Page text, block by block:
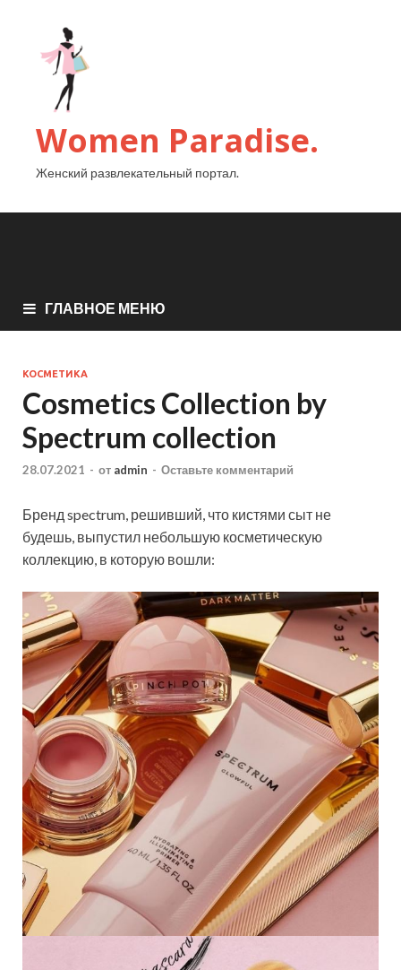
Women Paradise.
Женский развлекательный портал.
ГЛАВНОЕ МЕНЮ
КОСМЕТИКА
Cosmetics Collection by
Spectrum collection
28.07.2021 - от admin - Оставьте комментарий
Бренд spectrum, решивший, что кистями сыт не
будешь, выпустил небольшую косметическую
коллекцию, в которую вошли: